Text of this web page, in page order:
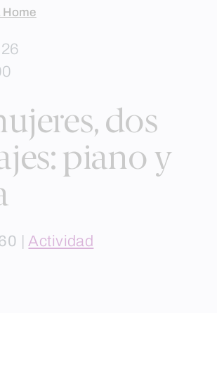
Home
dos
piano y
|Actividad